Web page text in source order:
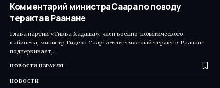
Комментарий министра Саара по поводу
теракта в Раанане
Глава партии «Тиква Хадаша», член военно-политического
кабинета, министр Гидеон Саар: «Этот тяжелый теракт в Раанане
подчеркивает,…
НОВОСТИ ИЗРАИЛЯ
НОВОСТИ